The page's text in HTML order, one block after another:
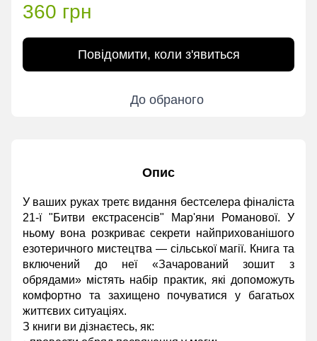
360 грн
Повідомити, коли з'явиться
До обраного
Опис
У ваших руках третє видання бестселера фіналіста
21-ї "Битви екстрасенсів" Мар'яни Романової. У
ньому вона розкриває секрети найприхованішого
езотеричного мистецтва — сільської магії. Книга та
включений до неї «Зачарований зошит з
обрядами» містять набір практик, які допоможуть
комфортно та захищено почуватися у багатьох
життєвих ситуаціях.
З книги ви дізнаєтесь, як: